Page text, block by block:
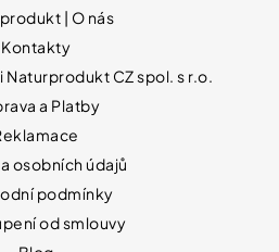
| O nás
Kontakty
CZ spol. s r.o.
a Platby
osobních údajů
podmínky
od smlouvy